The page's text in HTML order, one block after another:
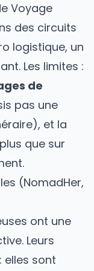
Voyage
des circuits
logistique, un
Les limites :
de
pas une
et la
que sur
(NomadHer,
ont une
Leurs
elles sont